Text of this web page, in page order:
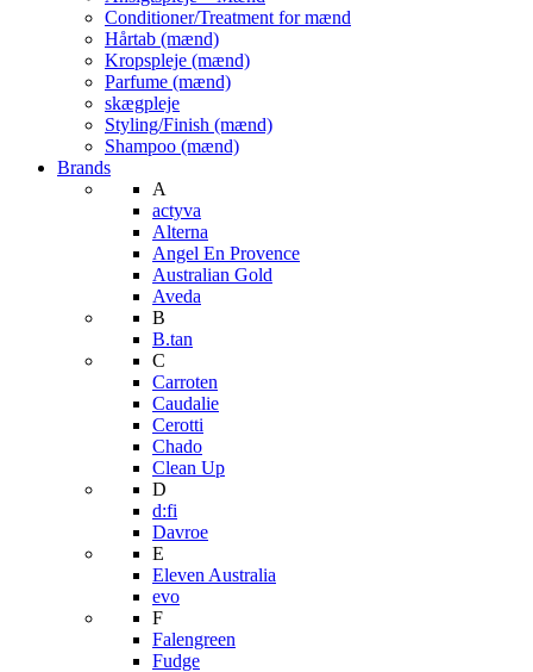
Conditioner/Treatment for mænd
Hårtab (mænd)
Kropspleje (mænd)
Parfume (mænd)
skægpleje
Styling/Finish (mænd)
Shampoo (mænd)
Brands
A
actyva
Alterna
Angel En Provence
Australian Gold
Aveda
B
B.tan
C
Carroten
Caudalie
Cerotti
Chado
Clean Up
D
d:fi
Davroe
E
Eleven Australia
evo
F
Falengreen
Fudge